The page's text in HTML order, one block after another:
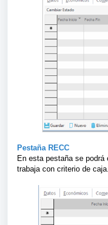
Pestaña RECC
En esta pestaña se
trabaja con criterio de